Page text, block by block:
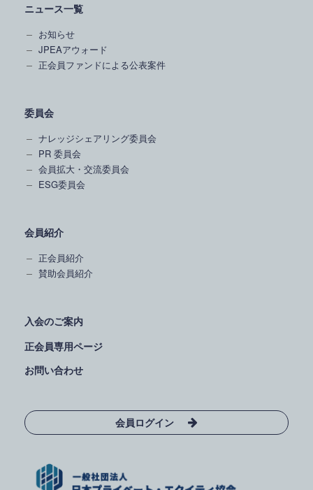
ニュース一覧
お知らせ
JPEAアウォード
正会員ファンドによる公表案件
委員会
ナレッジシェアリング委員会
PR 委員会
会員拡大・交流委員会
ESG委員会
会員紹介
正会員紹介
賛助会員紹介
入会のご案内
正会員専用ページ
お問い合わせ
会員ログイン